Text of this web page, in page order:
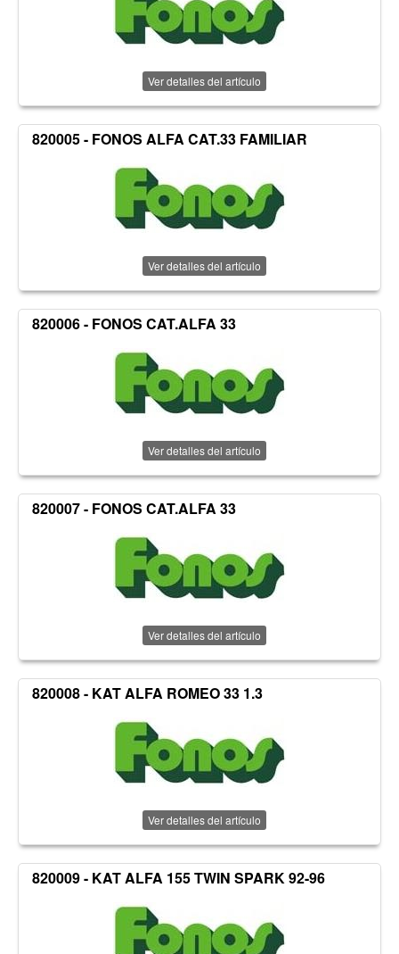
Ver detalles del artículo
820005 - FONOS ALFA CAT.33 FAMILIAR
Ver detalles del artículo
820006 - FONOS CAT.ALFA 33
Ver detalles del artículo
820007 - FONOS CAT.ALFA 33
Ver detalles del artículo
820008 - KAT ALFA ROMEO 33 1.3
Ver detalles del artículo
820009 - KAT ALFA 155 TWIN SPARK 92-96